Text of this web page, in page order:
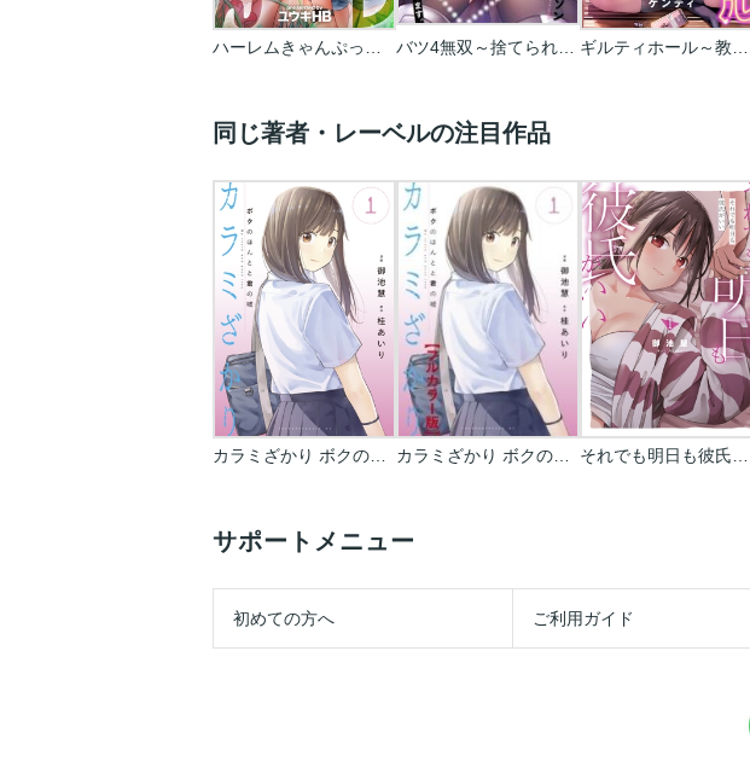
同じ著者・レーベルの注目作品
カラミざかり ボクのほんとと君の嘘 カラミざかり ボクのほんとと君の嘘【フルカラー版】 それでも明日も彼氏がいい
サポートメニュー
初めての方へ ご利用ガイド